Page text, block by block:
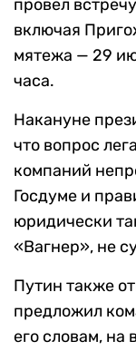
провел
включая
мятежа — 29
часа.
Накануне
что вопрос
компаний
Госдуме и
юридически
«Вагнер», не
Путин также
предложил
его словам, на